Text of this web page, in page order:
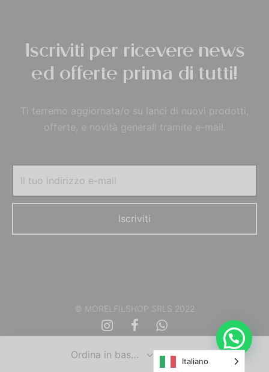
Iscriviti per ricevere news
ed offerte prima di tutti!
Ti terremo aggiornata/o su lanci di nuovi prodotti,
offerte, e novità generali tramite e-mail.
© MORELFILSHOP SRLS 2022
Italiano